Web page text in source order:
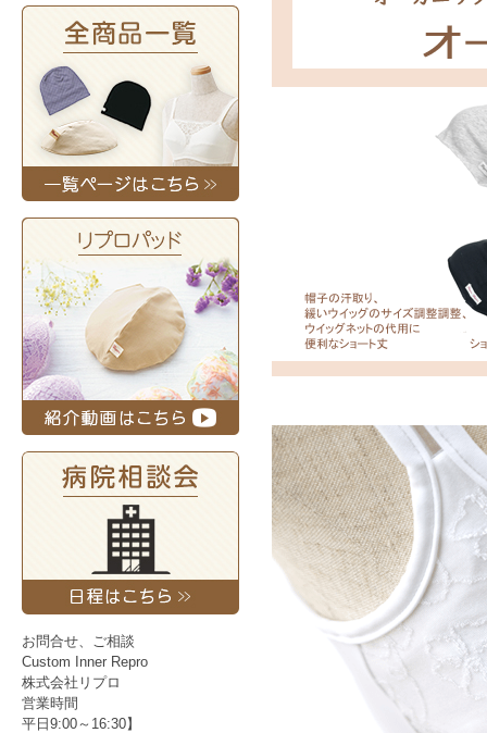
3：担当部署に購入を検討して
【お届け先に関する注意点】
お届け先選択が「別の住所へ
り、自治体申請条件の申請者
ペーパーレス化の取り組みと
実となりましたら、本WEBサ
力いただき、PDF帳票のメー
【水着用パッドセット】メー
ッド（透明）に変わります。
2026/5/7
【ワントライリプロパッド販売
【新規会員登録について】
当店の会員登録において、お名
付与されたポイントは失効とな
【領収書発行について】
ご注文数に関わらず領収書は1
の助成金申請には領収書とと
の【お問い合わせ】よりご依頼
すでにリプロパッドをお持ちの
お問合せ、ご相談
Custom Inner Repro
株式会社リプロ
営業時間
平日9:00～16:30】